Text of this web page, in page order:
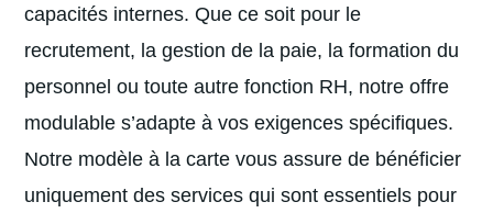
capacités internes. Que ce soit pour le
recrutement, la gestion de la paie, la formation du
personnel ou toute autre fonction RH, notre offre
modulable s’adapte à vos exigences spécifiques.
Notre modèle à la carte vous assure de bénéficier
uniquement des services qui sont essentiels pour